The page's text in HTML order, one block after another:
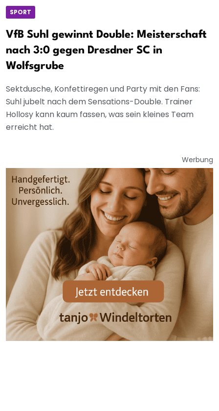
SPORT
VfB Suhl gewinnt Double: Meisterschaft
nach 3:0 gegen Dresdner SC in
Wolfsgrube
Sektdusche, Konfettiregen und Party mit den Fans:
Suhl jubelt nach dem Sensations-Double. Trainer
Hollosy kann kaum fassen, was sein kleines Team
erreicht hat.
Werbung